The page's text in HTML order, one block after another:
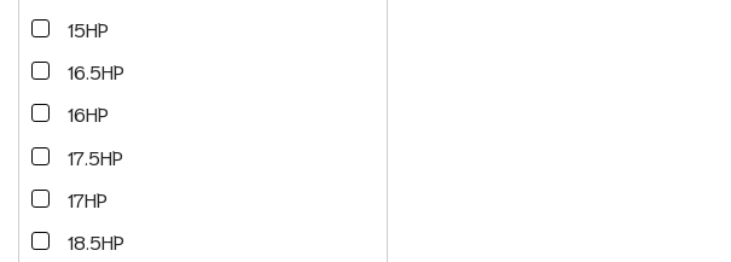
15HP
16.5HP
16HP
17.5HP
17HP
18.5HP